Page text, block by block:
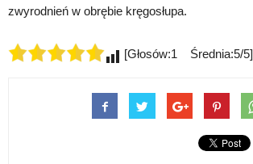
zwyrodnień w obrębie kręgosłupa.
[Głosów:1 Średnia:5/5]